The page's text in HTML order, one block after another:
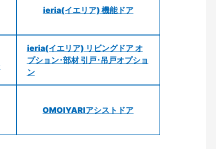
ieria(イエリア) 機能ドア
ieria(イエリア) リビングドア オ
プション･部材 引戸･吊戸オプショ
ン
OMOIYARIアシストドア